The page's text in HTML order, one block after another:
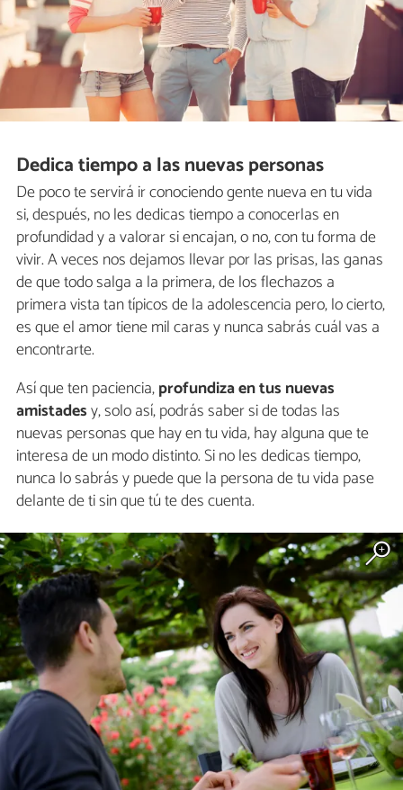
Dedica tiempo a las nuevas personas
De poco te servirá ir conociendo gente nueva en tu vida
si, después, no les dedicas tiempo a conocerlas en
profundidad y a valorar si encajan, o no, con tu forma de
vivir. A veces nos dejamos llevar por las prisas, las ganas
de que todo salga a la primera, de los flechazos a
primera vista tan típicos de la adolescencia pero, lo cierto,
es que el amor tiene mil caras y nunca sabrás cuál vas a
encontrarte.
Así que ten paciencia,profundiza en tus nuevas
amistadesy, solo así, podrás saber si de todas las
nuevas personas que hay en tu vida, hay alguna que te
interesa de un modo distinto. Si no les dedicas tiempo,
nunca lo sabrás y puede que la persona de tu vida pase
delante de ti sin que tú te des cuenta.